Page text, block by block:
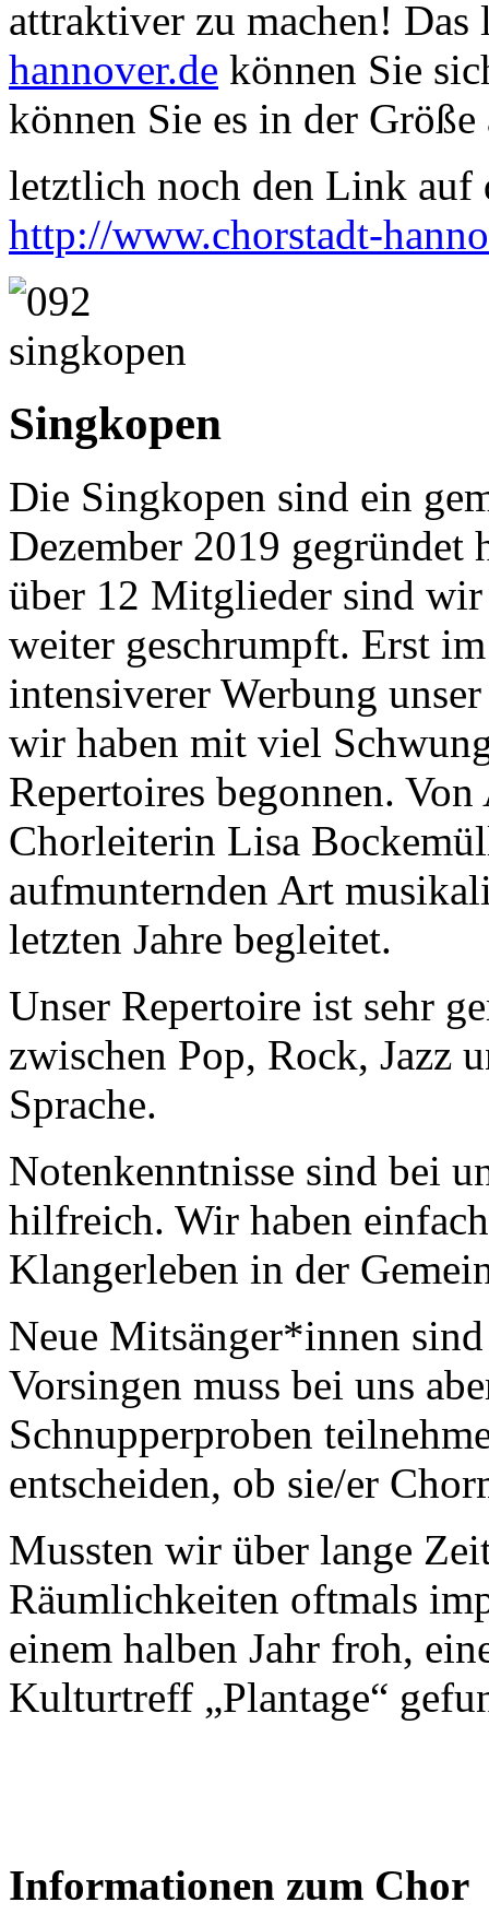
attraktiver zu machen! Das
hannover.de können Sie
können Sie es in der
letztlich noch den Link auf
http://www.chorstadt-
Singkopen
Die Singkopen sind ein
Dezember 2019
über 12 Mitglieder sind
weiter geschrumpft. Erst
intensiverer Werbung
wir haben mit viel
Repertoires begonnen.
Chorleiterin Lisa
aufmunternden Art
letzten Jahre begleitet.
Unser Repertoire ist sehr
zwischen Pop, Rock, Jazz
Sprache.
Notenkenntnisse sind bei
hilfreich. Wir haben
Klangerleben in der
Neue Mitsänger*innen
Vorsingen muss bei uns
Schnupperproben
entscheiden, ob sie/er
Mussten wir über lange
Räumlichkeiten oftmals
einem halben Jahr froh,
Kulturtreff „Plantage“
Informationen zum Chor